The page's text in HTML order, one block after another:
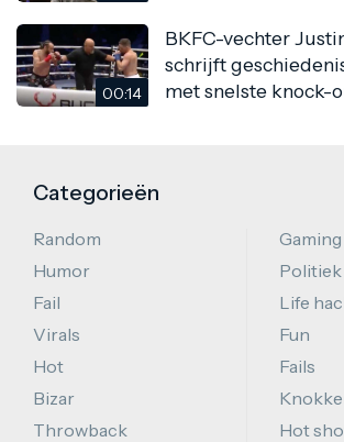
00:14
BKFC-vechter
schrijft
met snelste knock-
Categorieën
Random
Humor
Fail
Virals
Hot
Bizar
Throwback
Gaming
Politiek
Life
Fun
Fails
Hot